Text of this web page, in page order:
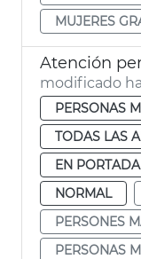
MUJERES
Atención
modificado
PERSONAS
TODAS LAS
EN PORTADA
NORMAL
PERSONES
PERSONAS